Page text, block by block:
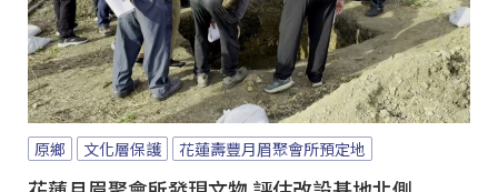
原鄉 文化層保護 花蓮壽豐月眉聚會所預定地